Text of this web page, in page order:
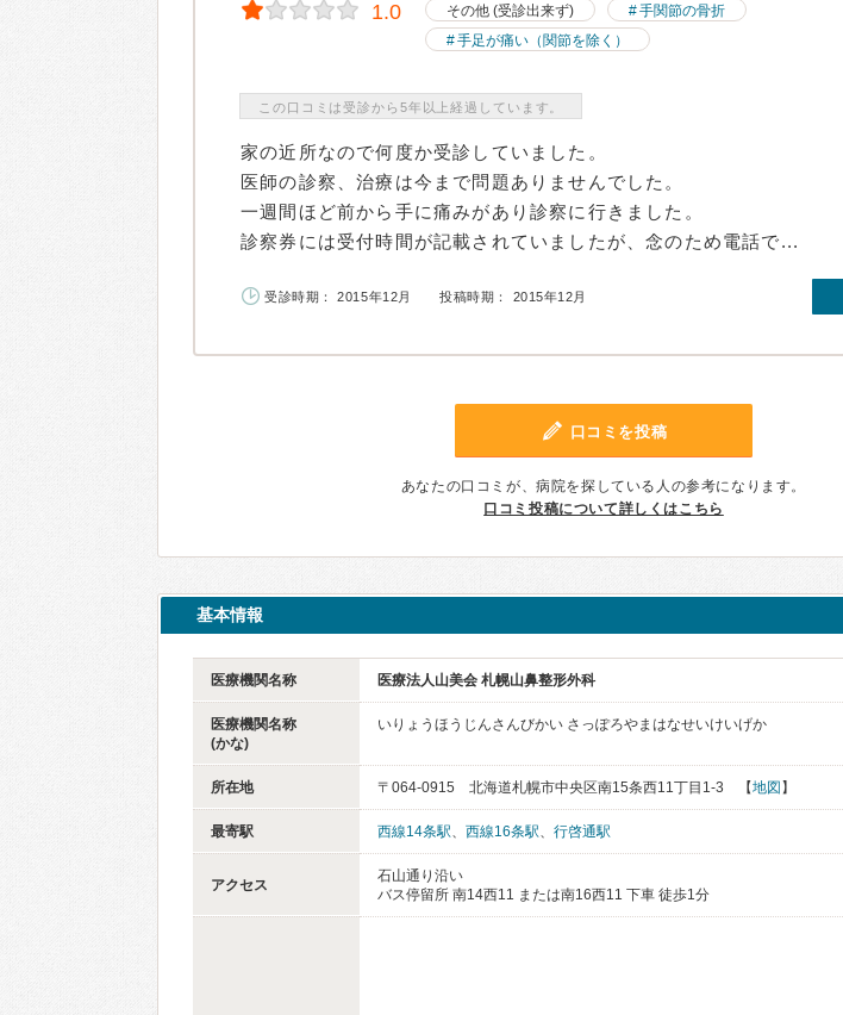
1.0 その他 (受診出来ず)
手関節の骨折
手足が痛い（関節を除く）
この口コミは受診から5年以上経過しています。
家の近所なので何度か受診していました。
医師の診察、治療は今まで問題ありませんでした。
一週間ほど前から手に痛みがあり診察に行きました。
診察券には受付時間が記載されていましたが、念のため電話で...
受診時期： 2015年12月 投稿時期： 2015年12月
口コミを投稿
あなたの口コミが、病院を探している人の参考になります。
口コミ投稿について詳しくはこちら
基本情報
医療機関名称 医療法人山美会 札幌山鼻整形外科
医療機関名称
(かな)
いりょうほうじんさんびかい さっぽろやまはなせいけいげか
所在地 〒064-0915 北海道札幌市中央区南15条西11丁目1-3 【地図 】
最寄駅 西線14条駅、 西線16条駅、 行啓通駅
アクセス
石山通り沿い
バス停留所 南14西11 または南16西11 下車 徒歩1分